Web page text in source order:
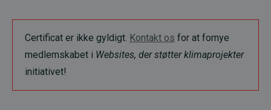
Certificat er ikke gyldigt. Kontakt os for at fornye
medlemskabet i Websites, der støtter klimaprojekter
initiativet!